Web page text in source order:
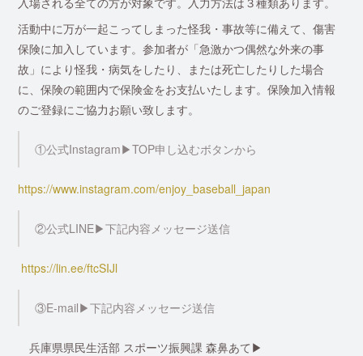
活動中に万が一起こってしまった怪我・事故等に備えて、傷害
保険に加入しています。参加者が「急激かつ偶然な外来の事
故」により怪我・病気をしたり、または死亡したりした場合
に、保険の範囲内で保険金をお支払いたします。保険加入情報
のご登録にご協力お願い致します。
①公式Instagram▶︎TOP申し込むボタンから
https://www.instagram.com/enjoy_baseball_japan
②公式LINE▶︎下記内容メッセージ送信
https://lin.ee/ftcSIJl
③E-mail▶︎下記内容メッセージ送信
兵庫県県民生活部 スポーツ振興課 森鼻あて▶︎